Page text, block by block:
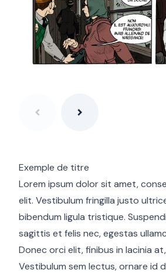
Exemple de titre
Lorem ipsum dolor sit amet,
elit. Vestibulum fringilla justo
bibendum ligula tristique.
sagittis et felis nec, egestas
Donec orci elit, finibus in lacinia
Vestibulum sem lectus, ornare id